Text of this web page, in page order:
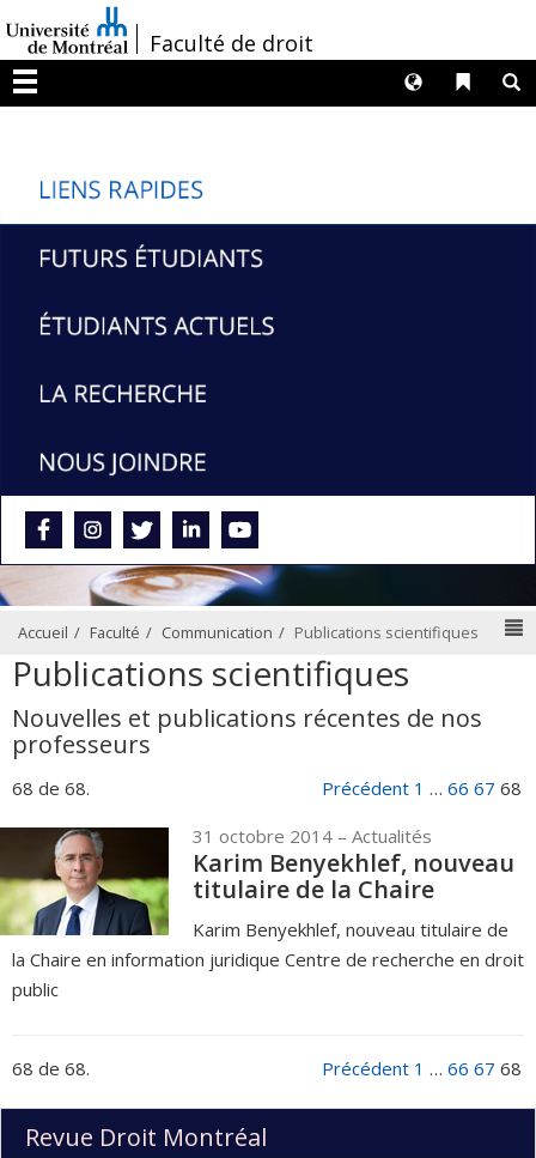
au
contenu
/Faculté de droit
Menu
Liens
Langues
Accueil Faculté Communication Publications scientifiques
Publications scientifiques
Nouvelles et publications récentes de nos
professeurs
68 de 68. Précédent 1 … 66 67 68
31 octobre 2014 – Actualités
Karim Benyekhlef, nouveau
titulaire de la Chaire
Karim Benyekhlef, nouveau titulaire de
la Chaire en information juridique Centre de recherche en droit
public
68 de 68. Précédent 1 … 66 67 68
Revue Droit Montréal